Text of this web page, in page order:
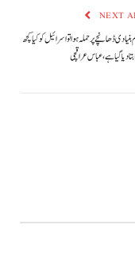
NEXT
ڈھانچے پر حملہ ہوا تو اسرائیل کو کیا کچھ
گیا ہے، عباس عراقچی